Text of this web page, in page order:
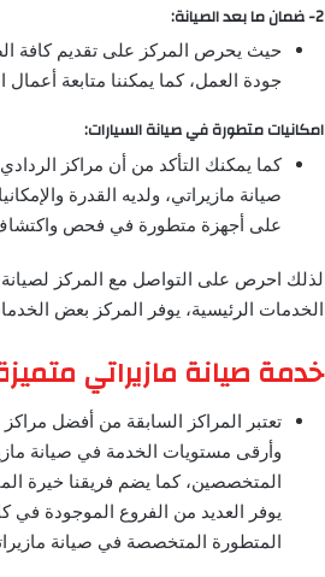
2- ضمان ما بعد الصيانة:
حيث يحرص المركز على تقديم كافة
جودة العمل، كما يمكننا متابعة أعمال
امكانيات متطورة في صيانة السيارات:
كما يمكنك التأكد من أن مراكز
صيانة مازيراتي، ولديه القدرة
على أجهزة متطورة في فحص واكتشاف
لذلك احرص على التواصل مع المركز
الخدمات الرئيسية، يوفر المركز بعض
خدمة صيانة مازيراتي
تعتبر المراكز السابقة من أفضل
وأرقى مستويات الخدمة في صيانة
المتخصصين، كما يضم فريقنا خيرة
يوفر العديد من الفروع الموجودة في
المتطورة المتخصصة في صيانة